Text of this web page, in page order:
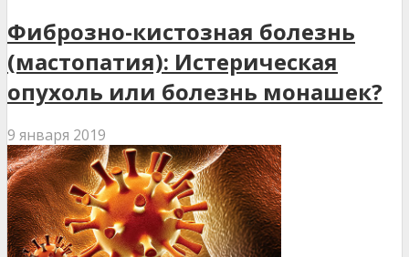
Фиброзно-кистозная болезнь
(мастопатия): Истерическая
опухоль или болезнь монашек?
9 января 2019